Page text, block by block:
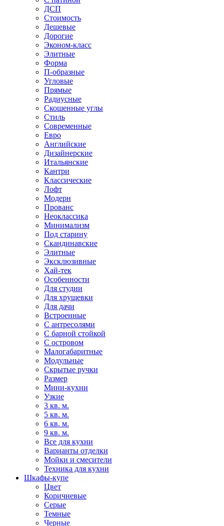
ДСП
Стоимость
Дешевые
Дорогие
Эконом-класс
Элитные
Форма
П-образные
Угловые
Прямые
Радиусные
Скошенные углы
Стиль
Современные
Евро
Английские
Дизайнерские
Итальянские
Кантри
Классические
Лофт
Модерн
Прованс
Неоклассика
Минимализм
Под старину
Скандинавские
Элитные
Эксклюзивные
Хай-тек
Особенности
Для студии
Для хрущевки
Для дачи
Встроенные
С антресолями
С барной стойкой
С островом
Малогабаритные
Модульные
Скрытые ручки
Размер
Мини-кухни
Узкие
3 кв. м.
5 кв. м.
6 кв. м.
9 кв. м.
Все для кухни
Варианты отделки
Мойки и смесители
Техника для кухни
Шкафы-купе
Цвет
Коричневые
Серые
Темные
Черные